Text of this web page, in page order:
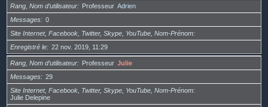
Rang, Nom d’utilisateur Professeur Adrien
Messages
0
Site Internet, Facebook, Twitter, Skype, YouTube, Nom-Prénom
Enregistré le
22 nov. 2019, 11:29
Rang, Nom d’utilisateur Professeur Julie
Messages
29
Site Internet, Facebook, Twitter, Skype, YouTube, Nom-Prénom
Julie Delepine